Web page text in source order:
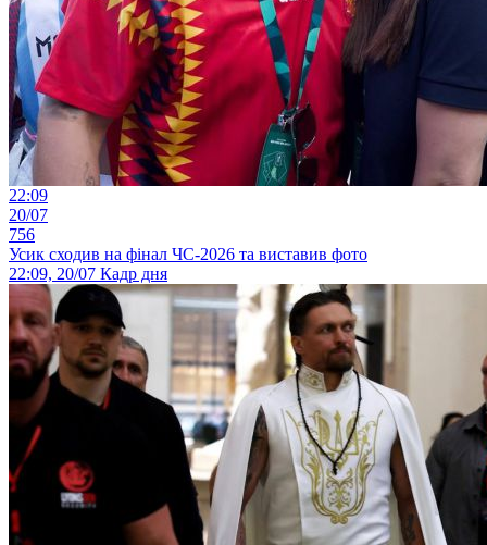
22:09
20/07
756
Усик сходив на фінал ЧС-2026 та виставив фото
22:09, 20/07 Кадр дня